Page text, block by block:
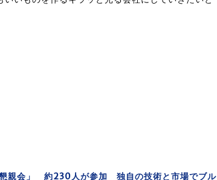
親会」 約230人が参加 独自の技術と市場でブル